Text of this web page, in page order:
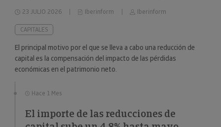
23 JULIO 2026 Iberinform Iberinform
CAPITALES
El principal motivo por el que se lleva a cabo una reducción de
capital es la compensación del impacto de las pérdidas
económicas en el patrimonio neto.
Hace 1 Mes
El importe de las reducciones de